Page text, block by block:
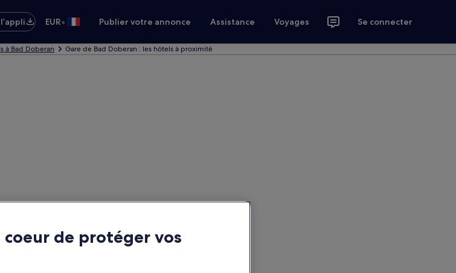
EUR• Publier votre annonce Assistance Voyages Se connecter
à Bad Doberan Gare de Bad Doberan : les hôtels à proximité
coeur de protéger vos